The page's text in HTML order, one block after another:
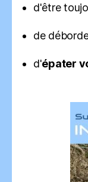
d'être
de
d'épater